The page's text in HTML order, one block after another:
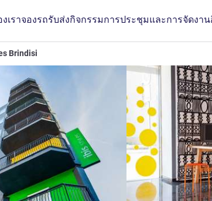
เราจองรถรับส่งกิจกรรมการประชุมและการจัดงาน
Brindisi